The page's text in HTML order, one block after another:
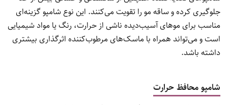
جلوگیری کرده و ساقه مو را تقویت می‌کنند. این نوع شامپو گزینه‌ای
مناسب برای موهای آسیب‌دیده ناشی از حرارت، رنگ یا مواد شیمیایی
است و می‌تواند همراه با ماسک‌های مرطوب‌کننده اثرگذاری بیشتری
داشته باشد.
شامپو محافظ حرارت